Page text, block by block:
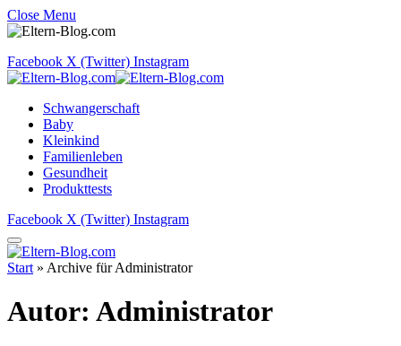
Close Menu
Facebook X (Twitter) Instagram
Schwangerschaft
Baby
Kleinkind
Familienleben
Gesundheit
Produkttests
Facebook X (Twitter) Instagram
Start » Archive für Administrator
Autor: Administrator